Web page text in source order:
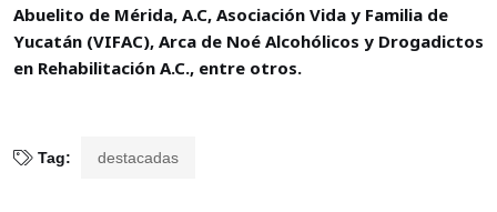
Abuelito de Mérida, A.C, Asociación Vida y Familia de
Yucatán (VIFAC), Arca de Noé Alcohólicos y Drogadictos
en Rehabilitación A.C., entre otros.
Tag: destacadas